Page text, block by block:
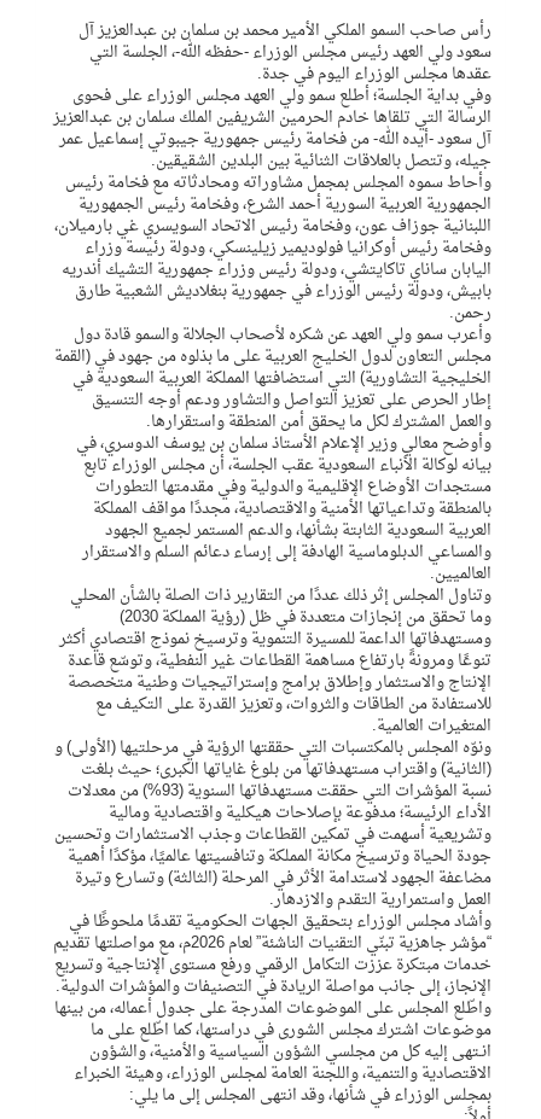
رأس صاحب السمو الملكي الأمير محمد بن سلمان بن عبدالعزيز آل
سعود ولي العهد رئيس مجلس الوزراء -حفظه الله-، الجلسة التي
عقدها مجلس الوزراء اليوم في جدة.
وفي بداية الجلسة؛ أطلع سمو ولي العهد مجلس الوزراء على فحوى
الرسالة التي تلقاها خادم الحرمين الشريفين الملك سلمان بن عبدالعزيز
آل سعود -أيده الله- من فخامة رئيس جمهورية جيبوتي إسماعيل عمر
جيله، وتتصل بالعلاقات الثنائية بين البلدين الشقيقين.
وأحاط سموه المجلس بمجمل مشاوراته ومحادثاته مع فخامة رئيس
الجمهورية العربية السورية أحمد الشرع، وفخامة رئيس الجمهورية
اللبنانية جوزاف عون، وفخامة رئيس الاتحاد السويسري غي بارميلان،
وفخامة رئيس أوكرانيا فولوديمير زيلينسكي، ودولة رئيسة وزراء
اليابان ساناي تاكايتشي، ودولة رئيس وزراء جمهورية التشيك أندريه
بابيش، ودولة رئيس الوزراء في جمهورية بنغلاديش الشعبية طارق
رحمن.
وأعرب سمو ولي العهد عن شكره لأصحاب الجلالة والسمو قادة دول
مجلس التعاون لدول الخليج العربية على ما بذلوه من جهود في (القمة
الخليجية التشاورية) التي استضافتها المملكة العربية السعودية في
إطار الحرص على تعزيز التواصل والتشاور ودعم أوجه التنسيق
والعمل المشترك لكل ما يحقق أمن المنطقة واستقرارها.
وأوضح معالي وزير الإعلام الأستاذ سلمان بن يوسف الدوسري، في
بيانه لوكالة الأنباء السعودية عقب الجلسة، أن مجلس الوزراء تابع
مستجدات الأوضاع الإقليمية والدولية وفي مقدمتها التطورات
بالمنطقة وتداعياتها الأمنية والاقتصادية، مجددًا مواقف المملكة
العربية السعودية الثابتة بشأنها، والدعم المستمر لجميع الجهود
والمساعي الدبلوماسية الهادفة إلى إرساء دعائم السلم والاستقرار
العالميين.
وتناول المجلس إثر ذلك عددًا من التقارير ذات الصلة بالشأن المحلي
وما تحقق من إنجازات متعددة في ظل (رؤية المملكة 2030)
ومستهدفاتها الداعمة للمسيرة التنموية وترسيخ نموذج اقتصادي أكثر
تنوعًا ومرونةً بارتفاع مساهمة القطاعات غير النفطية، وتوسّع قاعدة
الإنتاج والاستثمار وإطلاق برامج وإستراتيجيات وطنية متخصصة
للاستفادة من الطاقات والثروات، وتعزيز القدرة على التكيف مع
المتغيرات العالمية.
ونوّه المجلس بالمكتسبات التي حققتها الرؤية في مرحلتيها (الأولى) و
(الثانية) واقتراب مستهدفاتها من بلوغ غاياتها الكبرى؛ حيث بلغت
نسبة المؤشرات التي حققت مستهدفاتها السنوية (93%) من معدلات
الأداء الرئيسة؛ مدفوعة بإصلاحات هيكلية واقتصادية ومالية
وتشريعية أسهمت في تمكين القطاعات وجذب الاستثمارات وتحسين
جودة الحياة وترسيخ مكانة المملكة وتنافسيتها عالميًا، مؤكدًا أهمية
مضاعفة الجهود لاستدامة الأثر في المرحلة (الثالثة) وتسارع وتيرة
العمل واستمرارية التقدم والازدهار.
وأشاد مجلس الوزراء بتحقيق الجهات الحكومية تقدمًا ملحوظًا في
“مؤشر جاهزية تبنّي التقنيات الناشئة” لعام 2026م، مع مواصلتها تقديم
خدمات مبتكرة عززت التكامل الرقمي ورفع مستوى الإنتاجية وتسريع
الإنجاز، إلى جانب مواصلة الريادة في التصنيفات والمؤشرات الدولية.
واطّلع المجلس على الموضوعات المدرجة على جدول أعماله، من بينها
موضوعات اشترك مجلس الشورى في دراستها، كما اطّلع على ما
انـتهى إليه كل من مجلسي الشؤون السياسية والأمنية، والشؤون
الاقتصادية والتنمية، واللجنة العامة لمجلس الوزراء، وهيئة الخبراء
بمجلس الوزراء في شأنها، وقد انتهى المجلس إلى ما يلي: